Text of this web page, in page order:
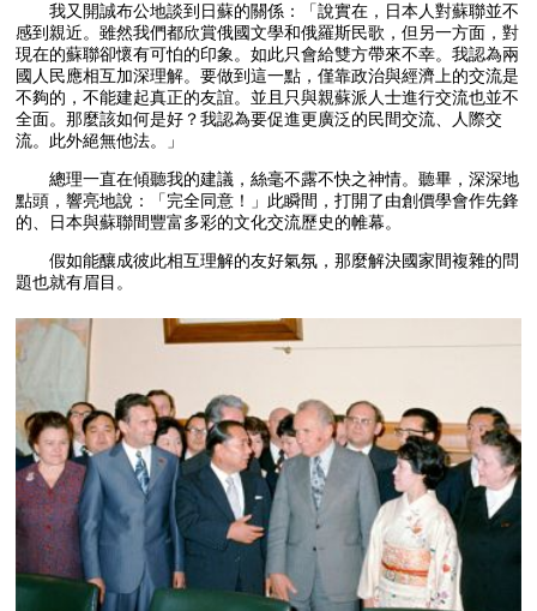
我又開誠布公地談到日蘇的關係：「說實在，日本人對蘇聯並不
感到親近。雖然我們都欣賞俄國文學和俄羅斯民歌，但另一方面，對
現在的蘇聯卻懷有可怕的印象。如此只會給雙方帶來不幸。我認為兩
國人民應相互加深理解。要做到這一點，僅靠政治與經濟上的交流是
不夠的，不能建起真正的友誼。並且只與親蘇派人士進行交流也並不
全面。那麼該如何是好？我認為要促進更廣泛的民間交流、人際交
流。此外絕無他法。」
總理一直在傾聽我的建議，絲毫不露不快之神情。聽畢，深深地
點頭，響亮地說：「完全同意！」此瞬間，打開了由創價學會作先鋒
的、日本與蘇聯間豐富多彩的文化交流歷史的帷幕。
假如能釀成彼此相互理解的友好氣氛，那麼解決國家間複雜的問
題也就有眉目。